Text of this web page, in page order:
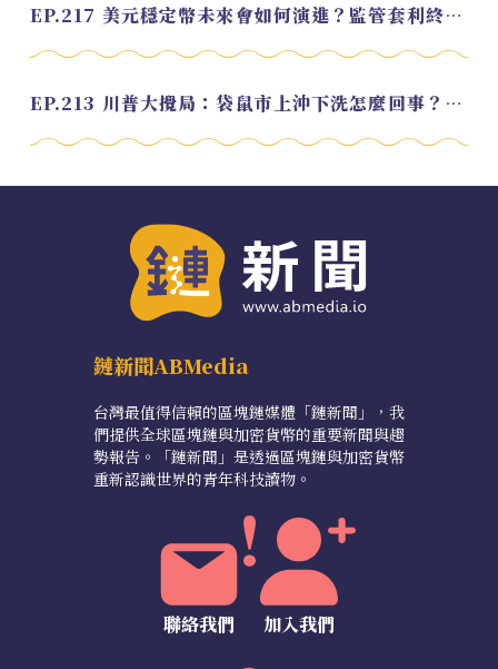
EP.217 美元穩定幣未來會如何演進？監管套利終將收斂？feat. 研究員 余哲安
EP.213 川普大攪局：袋鼠市上沖下洗怎麼回事？feat. Alvin
鏈新聞ABMedia
台灣最值得信賴的區塊鏈媒體「鏈新聞」，我
們提供全球區塊鏈與加密貨幣的重要新聞與趨
勢報告。「鏈新聞」是透過區塊鏈與加密貨幣
重新認識世界的青年科技讀物。
聯絡我們 加入我們